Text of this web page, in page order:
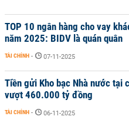
TOP 10 ngân hàng cho vay
năm 2025: BIDV là quán quân
TÀI CHÍNH - 07-11-2025
Tiền gửi Kho bạc Nhà nước tại
vượt 460.000 tỷ đồng
TÀI CHÍNH - 06-11-2025